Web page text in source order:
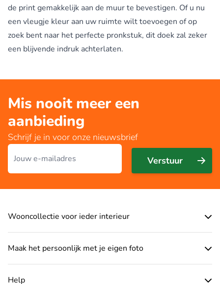
de print gemakkelijk aan de muur te bevestigen. Of u nu
een vleugje kleur aan uw ruimte wilt toevoegen of op
zoek bent naar het perfecte pronkstuk, dit doek zal zeker
een blijvende indruk achterlaten.
Mis nooit meer een
aanbieding
Schrijf je in voor onze nieuwsbrief
E-mailadres
Verstuur
Wooncollectie voor ieder interieur
Maak het persoonlijk met je eigen foto
Help